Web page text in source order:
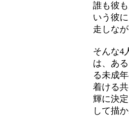
誰も彼
いう彼
走しな
そんな4
は、あ
る未成
着ける
輝に決
して描